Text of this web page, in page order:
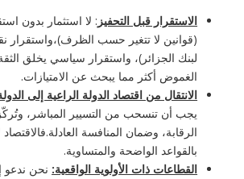
الاستقرار قبل التحفيز : لا استثمار بدون
(قوانين لا تتغير حسب
لبنك الجزائر)، واستقرار سياسي يخلق
الغموض أكثر مما يبحث عن الامتيازات.
الانتقال من اقتصاد الدولة الراعية إلى
يجب أن تنسحب من التسيير المباشر،
الرقابة، وضمان المنافسة
بالقواعد الواضحة والمتساوية.
القطاعات ذات الأولوية الواقعية: نحن ندعو